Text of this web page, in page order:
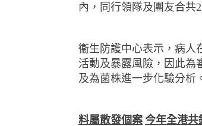
內，同行領隊及團友合共
衞生防護中心表示，病人
活動及暴露風險，因此為
及為菌株進一步化驗分析
料屬散發個案 今年全港共